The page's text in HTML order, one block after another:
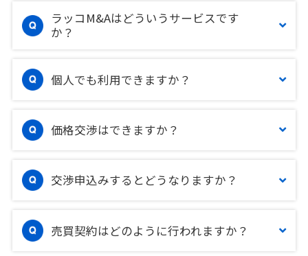
ラッコM&Aはどういうサービスです
か？
個人でも利用できますか？
価格交渉はできますか？
交渉申込みするとどうなりますか？
売買契約はどのように行われますか？